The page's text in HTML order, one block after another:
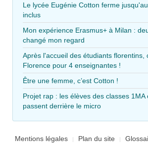
Le lycée Eugénie Cotton ferme
inclus
Mon expérience Erasmus+ à Milan :
changé mon regard
Après l'accueil des étudiants florentins,
Florence pour 4 enseignantes !
Être une femme, c’est Cotton !
Projet rap : les élèves des classes 1MA
passent derrière le micro
Mentions légales Plan du site